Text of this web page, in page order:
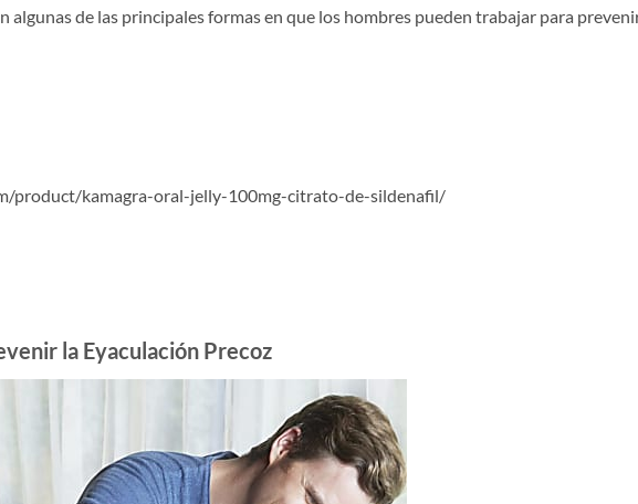
algunas de las principales formas en que los hombres pueden trabajar para
product/kamagra-oral-jelly-100mg-citrato-de-sildenafil/
la Eyaculación Precoz